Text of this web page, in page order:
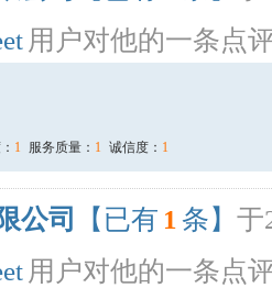
用户对他的一条点
1 服务质量： 1 诚信度： 1
公司 【已有 1 条】 于
用户对他的一条点